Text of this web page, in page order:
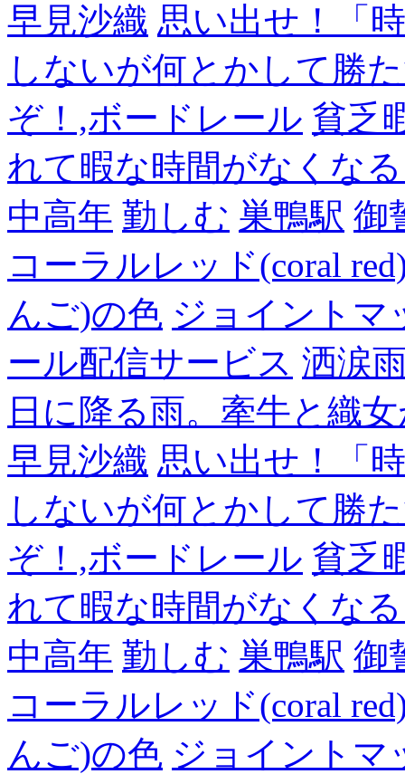
早見沙織 思い出せ！「
しないが何とかして勝
ぞ！,ボードレール 貧乏
れて暇な時間がなくな
中高年 勤しむ 巣鴨駅 御
コーラルレッド(coral
んご)の色 ジョイントマ
ール配信サービス 洒涙
日に降る雨。牽牛と織
早見沙織 思い出せ！「
しないが何とかして勝
ぞ！,ボードレール 貧乏
れて暇な時間がなくな
中高年 勤しむ 巣鴨駅 御
コーラルレッド(coral
んご)の色 ジョイントマ